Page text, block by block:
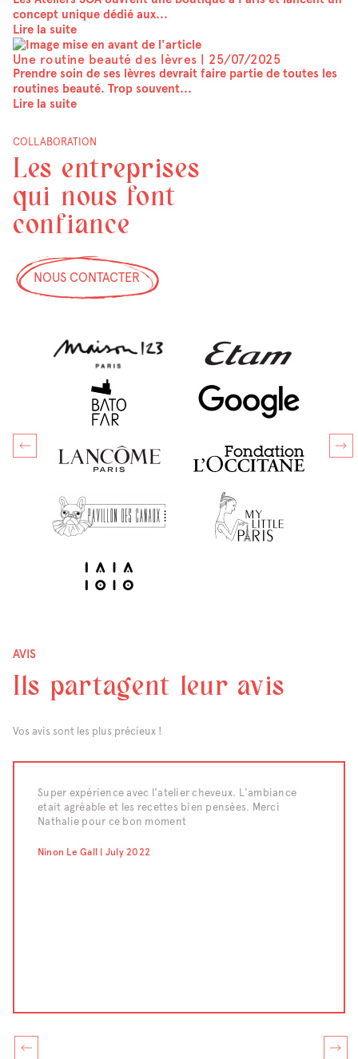
concept unique dédié aux...
Lire la suite
Une routine beauté des lèvres | 25/07/2025
Prendre soin de ses lèvres devrait faire partie de toutes les
routines beauté. Trop souvent...
Lire la suite
COLLABORATION
Les entreprises
qui nous font
confiance
NOUS CONTACTER
AVIS
Ils partagent leur avis
Vos avis sont les plus précieux !
Super expérience avec l'atelier cheveux. L'ambiance
etait agréable et les recettes bien pensées. Merci
Nathalie pour ce bon moment
Ninon Le Gall | July 2022